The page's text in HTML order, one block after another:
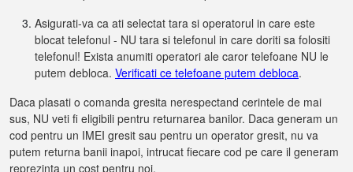
Asigurati-va ca ati selectat tara si operatorul in care este
blocat telefonul - NU tara si telefonul in care doriti sa folositi
telefonul! Exista anumiti operatori ale caror telefoane NU le
putem debloca. Verificati ce telefoane putem debloca.
Daca plasati o comanda gresita nerespectand cerintele de mai
sus, NU veti fi eligibili pentru returnarea banilor. Daca generam un
cod pentru un IMEI gresit sau pentru un operator gresit, nu va
putem returna banii inapoi, intrucat fiecare cod pe care il generam
reprezinta un cost pentru noi.